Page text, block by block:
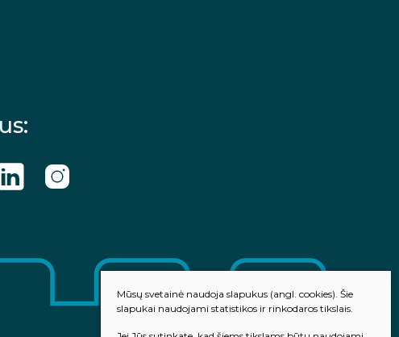
Mūsų svetainė naudoja slapukus (angl. cookies). Šie
slapukai naudojami statistikos ir rinkodaros tikslais.